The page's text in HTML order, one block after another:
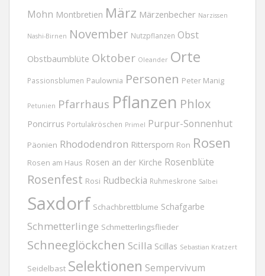
Mohn Montbretien März Märzenbecher Narzissen
Nashi-Birnen November Nutzpflanzen Obst
Obstbaumblüte Oktober Oleander Orte
Passionsblumen Paulownia Personen Peter Manig
Petunien Pfarrhaus Pflanzen Phlox
Poncirrus Portulakröschen Primel Purpur-Sonnenhut
Päonien Rhododendron Rittersporn Ron Rosen
Rosen am Haus Rosen an der Kirche Rosenblüte
Rosenfest Rosi Rudbeckia Ruhmeskrone Salbei
Saxdorf Schachbrettblume Schafgarbe
Schmetterlinge Schmetterlingsflieder
Schneeglöckchen Scilla Scillas Sebastian Kratzert
Seidelbast Selektionen Sempervivum